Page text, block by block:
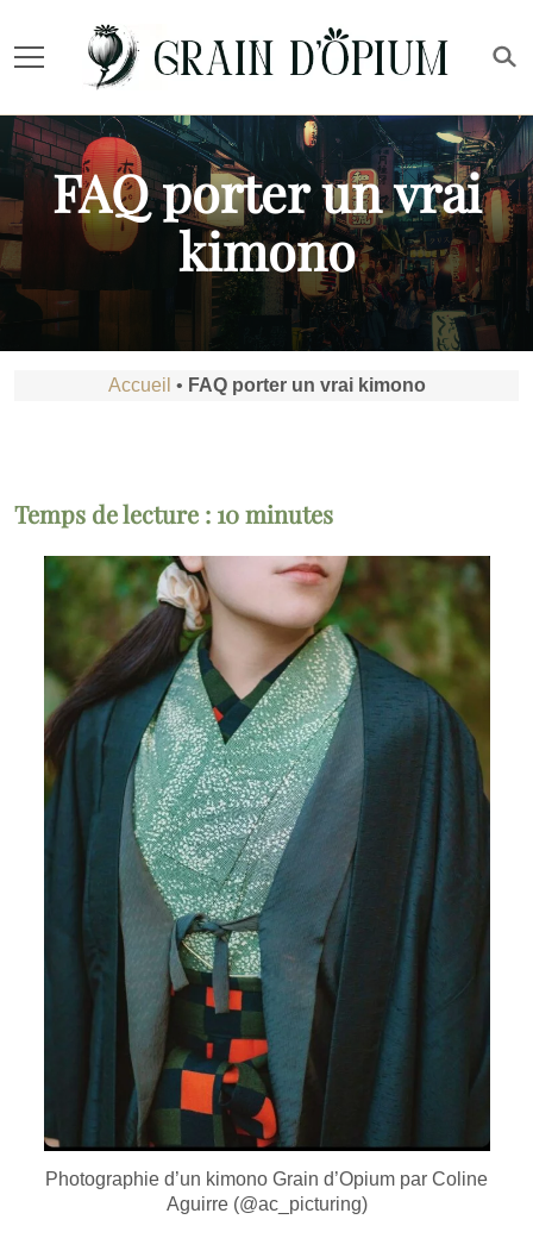
FAQ porter un vrai
kimono
Accueil • FAQ porter un vrai kimono
Temps de lecture : 10minutes
Photographie d’un kimono Grain d’Opium par Coline
Aguirre (@ac_picturing)